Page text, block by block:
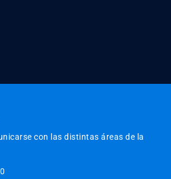
con las distintas áreas de la